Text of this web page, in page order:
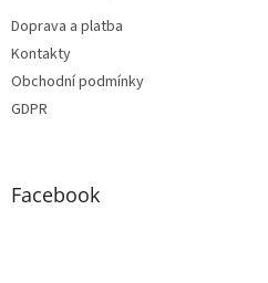
Doprava a platba
Kontakty
Obchodní podmínky
GDPR
Facebook